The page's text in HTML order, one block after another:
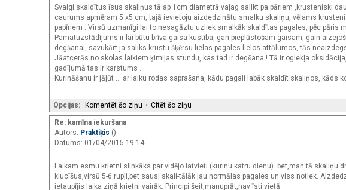
Svaigi skaldītus īsus skaliņus tā ap 1cm diametrā vajag salikt pa pāriem ,krusteniski
caurums apmēram 5 x5 cm, tajā ievietoju aizdedzinātu smalku skaliņu, vēlams
papīriem . Virsū uzmanīgi lai to nesagāztu uzliek smalkāk skaldītas pagales, pēc pāris
Pamatuzstādījums ir lai būtu brīva gaisa kustība, gan pieplūstošam gaisam, gain
degšanai, savukārt ja saliks krustu šķērsu lielas pagales lielos attālumos, tās
Jāatcerās no skolas laikiem ķimijas stundu, kas tad ir degšana ! Tā ir oglekļa
gadījumā tas ir karstums .
Kurināšanu ir jājūt ... ar laiku rodas saprašana, kādu pagali labāk skaldīt skaliņos, kāds
Opcijas: Komentēt šo ziņu • Citēt šo ziņu
Re: kamīna iekuršana
Autors: Praktiķis ()
Datums: 01/04/2015 19:14
Laikam esmu krietni slinkāks par vidējo latvieti (kurinu katru dienu). bet,man tā skaliņu
klucīšus,virsū 5-6 rupji,bet sausi skali-tālāk jau normālas pagales un viss notiek.
ietaupījis laika ziņā krietni vairāk. Principi šeit,manuprāt,nav īsti vietā.